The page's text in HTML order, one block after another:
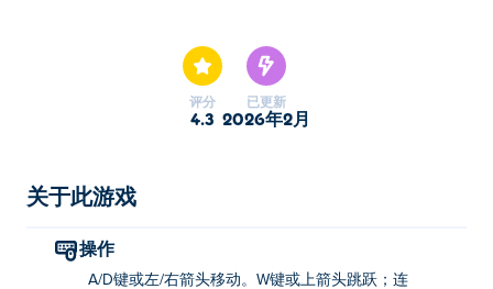
评分
4.3
已更新
2026年2月
关于此游戏
操作
A/D键或左/右箭头移动。W键或上箭头跳跃；连